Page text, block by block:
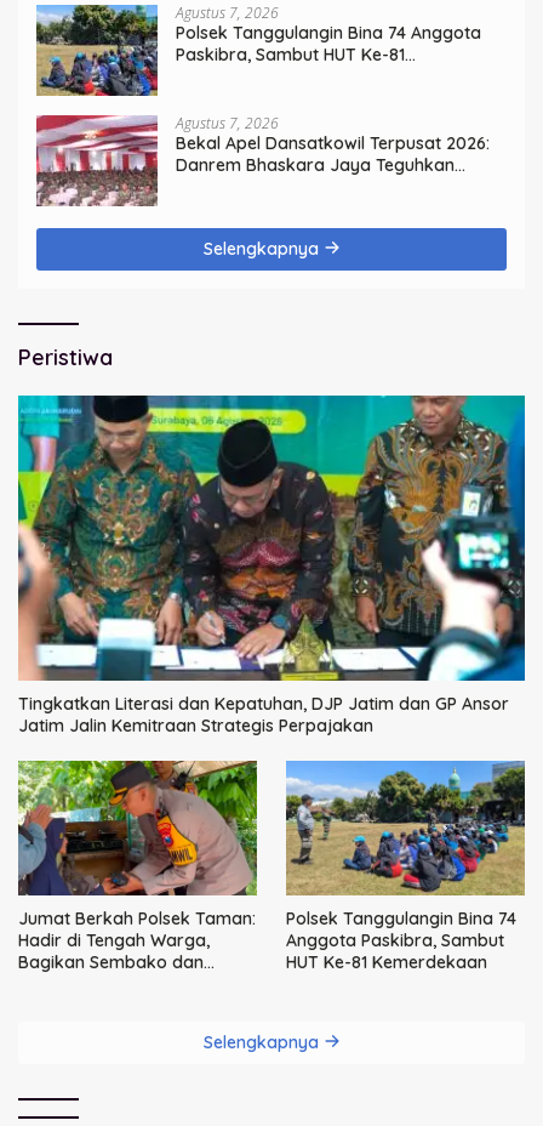
Agustus 7, 2026
Polsek Tanggulangin Bina 74 Anggota
Paskibra, Sambut HUT Ke-81
Agustus 7, 2026
Bekal Apel Dansatkowil Terpusat 2026:
Danrem Bhaskara Jaya Teguhkan
Selengkapnya
Peristiwa
Tingkatkan Literasi dan Kepatuhan, DJP Jatim dan GP Ansor
Jatim Jalin Kemitraan Strategis Perpajakan
Jumat Berkah Polsek Taman:
Hadir di Tengah Warga,
Bagikan Sembako dan
Polsek Tanggulangin Bina 74
Anggota Paskibra, Sambut
HUT Ke-81 Kemerdekaan
Selengkapnya